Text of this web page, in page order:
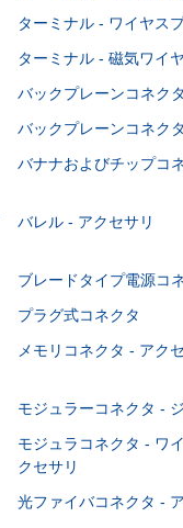
ターミナル - ワイヤス
ターミナル - 磁気ワイ
バックプレーンコネク
バックプレーンコネク
バナナおよびチップコ
バレル - アクセサリ
ブレードタイプ電源コ
プラグ式コネクタ
メモリコネクタ - アク
モジュラーコネクタ -
モジュラコネクタ - ワ
クセサリ
光ファイバコネクタ -